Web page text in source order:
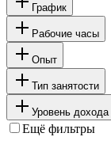
График
Рабочие часы
Опыт
Тип занятости
Уровень дохода
Ещё фильтры